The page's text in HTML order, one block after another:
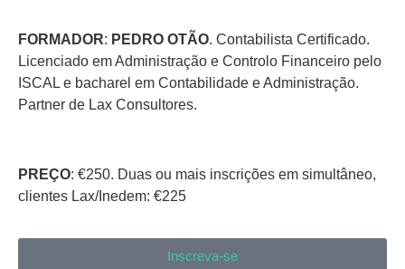
FORMADOR: PEDRO OTÃO. Contabilista Certificado.
Licenciado em Administração e Controlo Financeiro pelo
ISCAL e bacharel em Contabilidade e Administração.
Partner de Lax Consultores.
PREÇO: €250. Duas ou mais inscrições em simultâneo,
clientes Lax/Inedem: €225
Inscreva-se